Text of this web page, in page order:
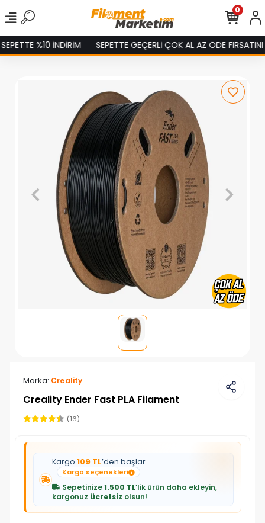
İNDİRİM SEPETTE GEÇERLİ ÇOK AL AZ ÖDE FIRSATINI KAÇIRMA!
0
Marka: Creality
Creality Ender Fast PLA Filament
(16)
Kargo 109 TL’den başlar
Kargo seçenekleri
Sepetinize1.500 TL’lik ürün daha ekleyin,
kargonuz ücretsiz olsun!